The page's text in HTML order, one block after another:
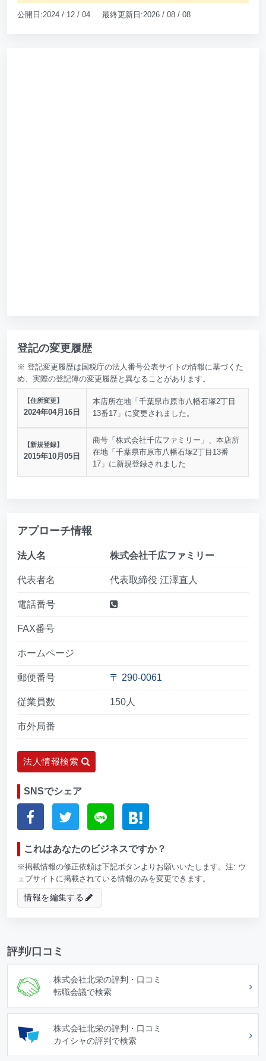
公開日:2024 / 12 / 04 最終更新日:2026 / 08 / 08
登記の変更履歴
※ 登記変更履歴は国税庁の法人番号公表サイトの情報に基づくた
め、実際の登記簿の変更履歴と異なることがあります。
【住所変更】
2024年04月16日
本店所在地「千葉県市原市八幡石塚2丁目
13番17」に変更されました。
【新規登録】
2015年10月05日
商号「株式会社千広ファミリー」、本店所
在地「千葉県市原市八幡石塚2丁目13番
17」に新規登録されました
アプローチ情報
法人名 株式会社千広ファミリー
代表者名 代表取締役 江澤直人
電話番号
FAX番号
ホームページ
郵便番号 〒 290-0061
従業員数 150人
市外局番
法人情報検索
SNSでシェア
これはあなたのビジネスですか？
※掲載情報の修正依頼は下記ボタンよりお願いいたします。注: ウ
ェブサイトに掲載されている情報のみを変更できます。
情報を編集する
評判/口コミ
株式会社北栄の評判・口コミ
転職会議で検索
株式会社北栄の評判・口コミ
カイシャの評判で検索